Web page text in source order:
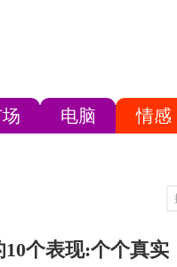
电脑 情感
个表现:个个真实